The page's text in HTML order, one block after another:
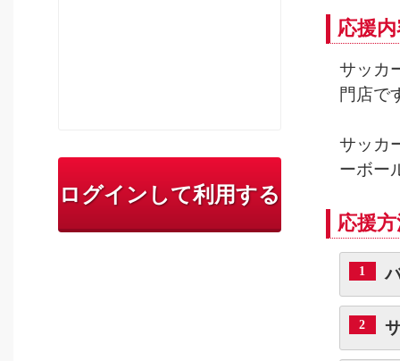
ログインして利用する
応援
サッカ
門店で
サッカ
ーボー
応援
1
2